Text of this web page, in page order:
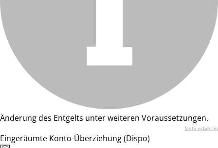
Änderung des Entgelts unter weiteren Voraussetzungen.
Mehr erfahren
Eingeräumte Konto-Überziehung (Dispo)